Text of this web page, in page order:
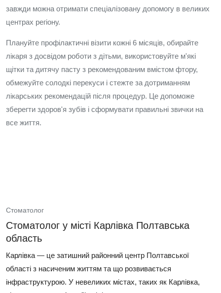
завжди можна отримати спеціалізовану допомогу в великих
центрах регіону.
Плануйте профілактичні візити кожні 6 місяців, обирайте
лікаря з досвідом роботи з дітьми, використовуйте м'які
щітки та дитячу пасту з рекомендованим вмістом фтору,
обмежуйте солодкі перекуси і стежте за дотриманням
лікарських рекомендацій після процедур. Це допоможе
зберегти здоров'я зубів і сформувати правильні звички на
все життя.
Стоматолог
Стоматолог у місті Карлівка Полтавська
область
Карлівка — це затишний районний центр Полтавської
області з насиченим життям та що розвивається
інфраструктурою. У невеликих містах, таких як Карлівка,